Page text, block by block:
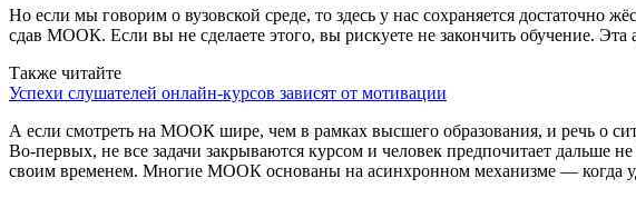
Но если мы говорим о вузовской среде, то здесь у нас сохраняется достаточно
сдав МООК. Если вы не сделаете этого, вы рискуете не закончить обучение.
Также читайте
Успехи слушателей онлайн-курсов зависят от мотивации
А если смотреть на МООК шире, чем в рамках высшего образования, и речь о
Во-первых, не все задачи закрываются курсом и человек предпочитает дальше
своим временем. Многие МООК основаны на асинхронном механизме — когда